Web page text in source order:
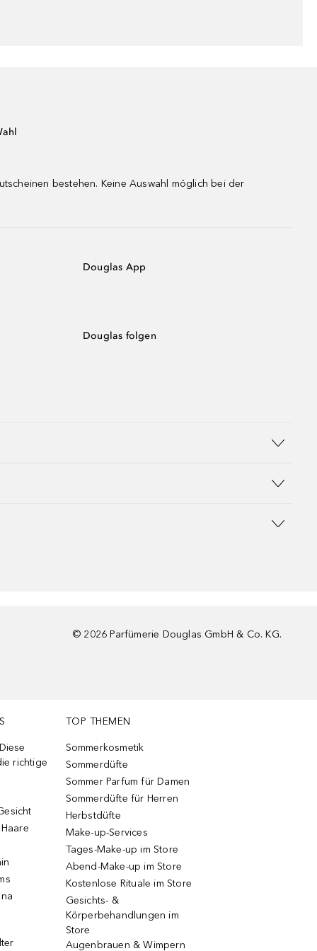
bestehen. Keine Auswahl möglich bei der
Douglas App
Douglas folgen
© 2026 Parfümerie Douglas GmbH & Co. KG.
richtige
TOP THEMEN
Sommerkosmetik
Sommerdüfte
Sommer Parfum für Damen
Sommerdüfte für Herren
Herbstdüfte
Make-up-Services
Tages-Make-up im Store
Abend-Make-up im Store
Kostenlose Rituale im Store
Gesichts- &
Körperbehandlungen im
Store
Augenbrauen & Wimpern